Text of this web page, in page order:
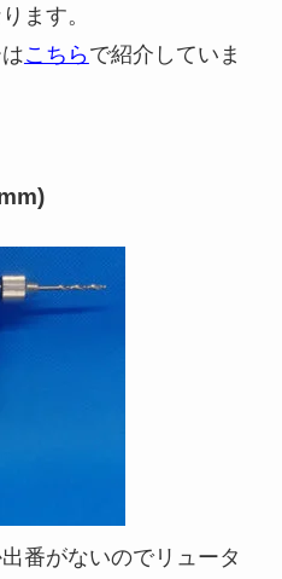
ます。
こちらで紹介していま
番がないのでリュータ